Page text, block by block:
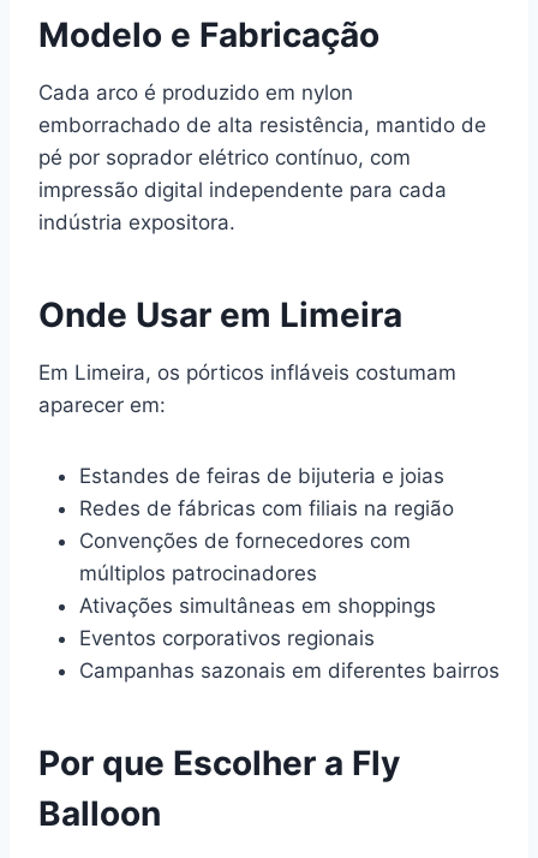
Modelo e Fabricação
Cada arco é produzido em nylon
emborrachado de alta resistência, mantido de
pé por soprador elétrico contínuo, com
impressão digital independente para cada
indústria expositora.
Onde Usar em Limeira
Em Limeira, os pórticos infláveis costumam
aparecer em:
Estandes de feiras de bijuteria e joias
Redes de fábricas com filiais na região
Convenções de fornecedores com
múltiplos patrocinadores
Ativações simultâneas em shoppings
Eventos corporativos regionais
Campanhas sazonais em diferentes bairros
Por que Escolher a Fly
Balloon